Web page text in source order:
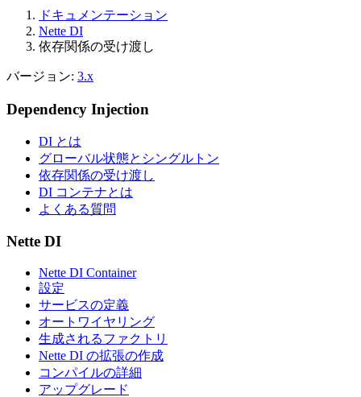
ドキュメンテーション
Nette DI
依存関係の受け渡し
バージョン: 3.x
Dependency Injection
DI とは
グローバル状態とシングルトン
依存関係の受け渡し
DI コンテナとは
よくある質問
Nette DI
Nette DI Container
設定
サービスの定義
オートワイヤリング
生成されるファクトリ
Nette DI の拡張の作成
コンパイルの詳細
アップグレード